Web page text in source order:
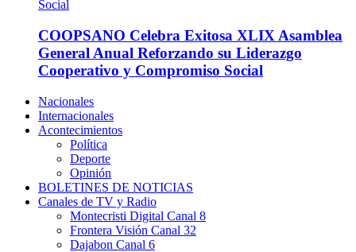
COOPSANO Celebra Exitosa XLIX Asamblea
General Anual Reforzando su Liderazgo
Cooperativo y Compromiso Social
Nacionales
Internacionales
Acontecimientos
Política
Deporte
Opinión
BOLETINES DE NOTICIAS
Canales de TV y Radio
Montecristi Digital Canal 8
Frontera Visión Canal 32
Dajabon Canal 6